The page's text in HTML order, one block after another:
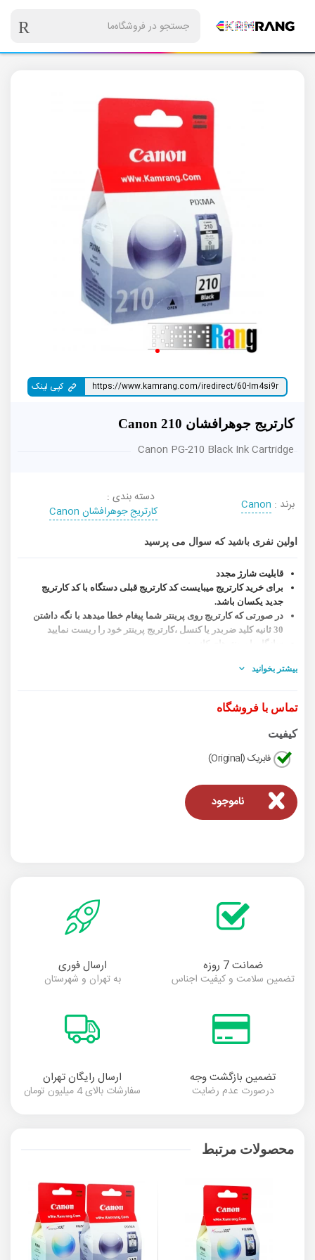
کپی لینک
کارتریج جوهرافشان Canon 210
Canon PG-210 Black Ink Cartridge
برند : Canon
دسته بندی :
کارتریج جوهرافشان Canon
اولین نفری باشید که سوال می پرسید
قابلیت شارژ مجدد
برای خرید کارتریج میبایست کد کارتریج قبلی دستگاه با کد کارتریج
جدید یکسان باشد.
در صورتی که کارتریج روی پرینتر شما پیغام خطا میدهد با نگه داشتن
30 ثانیه کلید ضربدر یا کنسل ،کارتریج پرینتر خود را ریست نمایید
سازگار با پرینترهای کانن :
MP480- MP490- MP495- MP499- MX320- MX330-MX340-
بیشتر بخوانید
تماس با فروشگاه
کیفیت
فابریک (Original)
ناموجود
ضمانت 7 روزه
تضمین سلامت و کیفیت اجناس
ارسال فوری
به تهران و شهرستان
تضمین بازگشت وجه
درصورت عدم رضایت
ارسال رایگان تهران
سفارشات بالای 4 میلیون تومان
محصولات مرتبط